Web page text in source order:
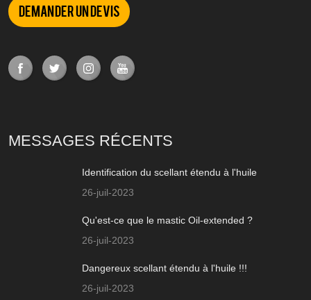
Demander un devis
MESSAGES RÉCENTS
Identification du scellant étendu à l'huile
26-juil-2023
Qu'est-ce que le mastic Oil-extended ?
26-juil-2023
Dangereux scellant étendu à l'huile !!!
26-juil-2023